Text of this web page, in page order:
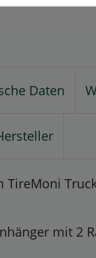
Daten
Truck
mit 2